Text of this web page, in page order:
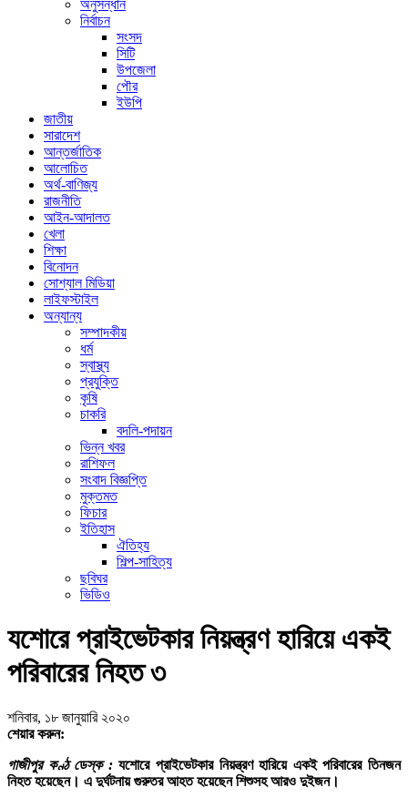
অনুসন্ধান
নির্বাচন
সংসদ
সিটি
উপজেলা
পৌর
ইউপি
জাতীয়
সারাদেশ
আন্তর্জাতিক
আলোচিত
অর্থ-বাণিজ্য
রাজনীতি
আইন-আদালত
খেলা
শিক্ষা
বিনোদন
সোশ্যাল মিডিয়া
লাইফস্টাইল
অন্যান্য
সম্পাদকীয়
ধর্ম
স্বাস্থ্য
প্রযুক্তি
কৃষি
চাকরি
বদলি-পদায়ন
ভিন্ন খবর
রাশিফল
সংবাদ বিজ্ঞপ্তি
মুক্তমত
ফিচার
ইতিহাস
ঐতিহ্য
শিল্প-সাহিত্য
ছবিঘর
ভিডিও
যশোরে প্রাইভেটকার নিয়ন্ত্রণ হারিয়ে একই
পরিবারের নিহত ৩
শনিবার, ১৮ জানুয়ারি ২০২০
শেয়ার করুন:
গাজীপুর কণ্ঠ ডেস্ক :যশোরে প্রাইভেটকার নিয়ন্ত্রণ হারিয়ে একই পরিবারের তিনজন
নিহত হয়েছেন। এ দুর্ঘটনায় গুরুতর আহত হয়েছেন শিশুসহ আরও দুইজন।